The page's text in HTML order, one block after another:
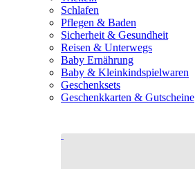
Schlafen
Pflegen & Baden
Sicherheit & Gesundheit
Reisen & Unterwegs
Baby Ernährung
Baby & Kleinkindspielwaren
Geschenksets
Geschenkkarten & Gutscheine